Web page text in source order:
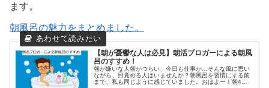
ます。
朝風呂の魅力をまとめました。
【朝が憂鬱な人は必見】朝活ブロガーによる朝風
呂のすすめ！
朝が嫌いな人朝がつらい、今日も仕事か…そんな風に思い
ながら、目覚める人はいませんか？朝風呂を習慣にする前
まで、私も同じように感じていました。おはよー！朝4時